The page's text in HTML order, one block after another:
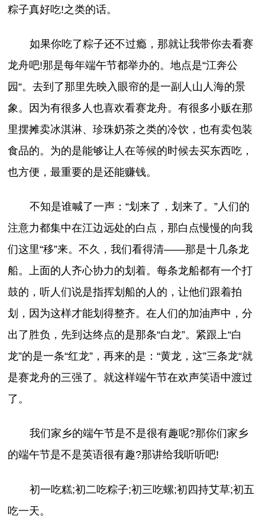
粽子真好吃!之类的话。
如果你吃了粽子还不过瘾，那就让我带你去看赛
龙舟吧!那是每年端午节都举办的。地点是“江奔公
园“。去到了那里先映入眼帘的是一副人山人海的景
象。因为有很多人也喜欢看赛龙舟。有很多小贩在那
里摆摊卖冰淇淋、珍珠奶茶之类的冷饮，也有卖包装
食品的。为的是能够让人在等候的时候去买东西吃，
也方便，最重要的是还能赚钱。
不知是谁喊了一声：“划来了，划来了。”人们的
注意力都集中在江边远处的白点，那白点慢慢的向我
们这里“移”来。不久，我们看得清——那是十几条龙
船。上面的人齐心协力的划着。每条龙船都有一个打
鼓的，听人们说是指挥划船的人的，让他们跟着拍
划，因为这样才能划得整齐。在人们的加油声中，分
出了胜负，先到达终点的是那条“白龙”。紧跟上“白
龙”的是一条“红龙”，再来的是：“黄龙，这”三条龙“就
是赛龙舟的三强了。就这样端午节在欢声笑语中渡过
了。
我们家乡的端午节是不是很有趣呢?那你们家乡
的端午节是不是英语很有趣?那讲给我听听吧!
初一吃糕;初二吃粽子;初三吃螺;初四持艾草;初五
吃一天。